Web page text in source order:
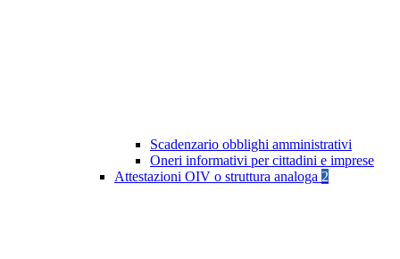
Scadenzario obblighi amministrativi
Oneri informativi per cittadini e imprese
Attestazioni OIV o struttura analoga 2